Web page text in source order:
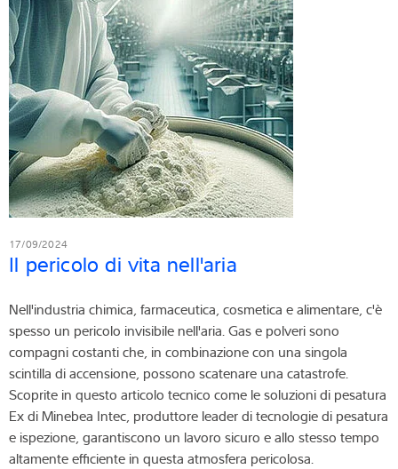
Ricerca dei prodotti
17/09/2024
Il pericolo di vita nell'aria
Nell'industria chimica, farmaceutica, cosmetica e alimentare, c'è
spesso un pericolo invisibile nell'aria. Gas e polveri sono
compagni costanti che, in combinazione con una singola
scintilla di accensione, possono scatenare una catastrofe.
Scoprite in questo articolo tecnico come le soluzioni di pesatura
Ex di Minebea Intec, produttore leader di tecnologie di pesatura
e ispezione, garantiscono un lavoro sicuro e allo stesso tempo
altamente efficiente in questa atmosfera pericolosa.